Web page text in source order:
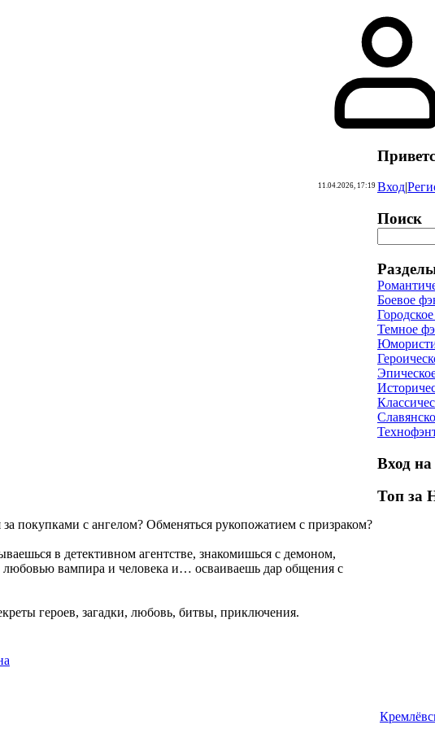
11.04.2026, 17:19
покупками с ангелом? Обменяться рукопожатием с призраком?
в детективном агентстве, знакомишься с демоном,
вампира и человека и… осваиваешь дар общения с
героев, загадки, любовь, битвы, приключения.
Вход|
Поиск
Боевое
Темное
Вход на
Топ за